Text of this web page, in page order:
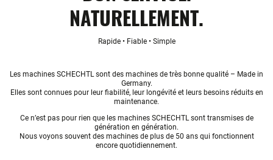
NATURELLEMENT.
Rapide • Fiable • Simple
Les machines SCHECHTL sont des machines de très bonne qualité – Made in
Germany.
Elles sont connues pour leur fiabilité, leur longévité et leurs besoins réduits en
maintenance.
Ce n’est pas pour rien que les machines SCHECHTL sont transmises de
génération en génération.
Nous voyons souvent des machines de plus de 50 ans qui fonctionnent
encore quotidiennement.